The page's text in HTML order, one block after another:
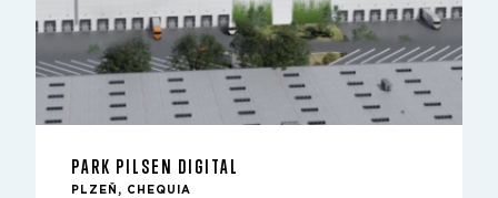
PARK PILSEN DIGITAL
PLZEŇ, CHEQUIA